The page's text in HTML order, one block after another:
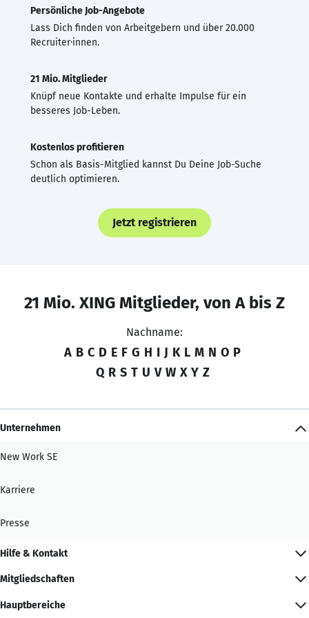
Persönliche Job-Angebote
Lass Dich finden von Arbeitgebern und über 20.000
Recruiter·innen.
21 Mio. Mitglieder
Knüpf neue Kontakte und erhalte Impulse für ein
besseres Job-Leben.
Kostenlos profitieren
Schon als Basis-Mitglied kannst Du Deine Job-Suche
deutlich optimieren.
Jetzt registrieren
21 Mio. XING Mitglieder, von A bis Z
Nachname:
A B C D E F G H I J K L M N O P
Q R S T U V W X Y Z
Unternehmen
New Work SE
Karriere
Presse
Hilfe & Kontakt
Mitgliedschaften
Hauptbereiche